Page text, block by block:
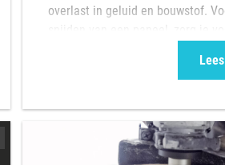
overlast in geluid en bouwstof.